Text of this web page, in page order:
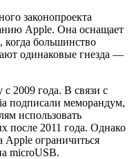
законопроекта
Apple. Она оснащает
когда большинство
одинаковые гнезда —
2009 года. В связи с
подписали меморандум,
использовать
после 2011 года. Однако
Apple ограничиться
microUSB.